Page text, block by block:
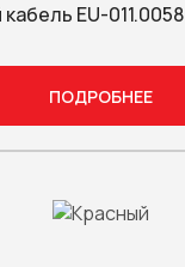
EU-011.0058
ПОДРОБНЕЕ